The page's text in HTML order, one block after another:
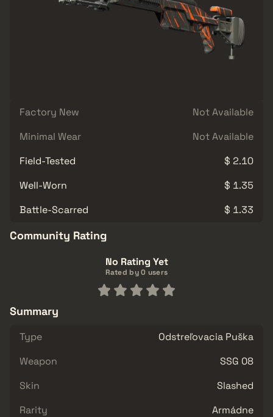
Factory New
Not Available
Minimal Wear
Not Available
Field-Tested
$ 2.10
Well-Worn
$ 1.35
Battle-Scarred
$ 1.33
Community Rating
No Rating Yet
Rated by 0 users
Summary
Type
Odstreľovacia Puška
Weapon
SSG 08
Skin
Slashed
Rarity
Armádne